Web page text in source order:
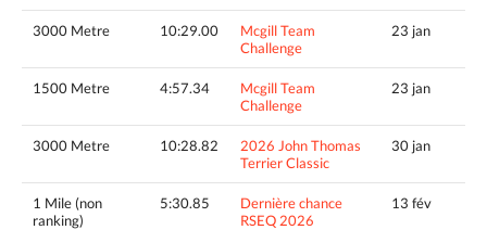
3000 Metre 10:29.00
Mcgill Team
Challenge
23 jan
1500 Metre 4:57.34
Mcgill Team
Challenge
23 jan
3000 Metre 10:28.82
2026 John Thomas
Terrier Classic
30 jan
1 Mile (non
ranking)
5:30.85
Dernière chance
RSEQ 2026
13 fév